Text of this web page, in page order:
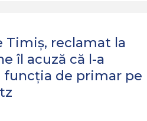
Timiș, reclamat la
îl acuză că l-a
de primar pe